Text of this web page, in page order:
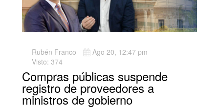
Rubén Franco
Ago 20, 12:47 pm
Visto: 374
Compras públicas suspende
registro de proveedores a
ministros de gobierno